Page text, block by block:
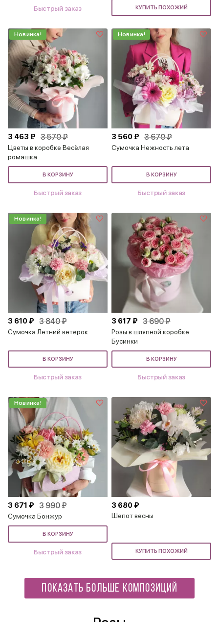
Быстрый заказ КУПИТЬ ПОХОЖИЙ
Новинка!
3 463 ₽ 3 570 ₽
Цветы в коробке Весёлая
ромашка
В КОРЗИНУ
Быстрый заказ
Новинка!
3 560 ₽ 3 670 ₽
Сумочка Нежность лета
В КОРЗИНУ
Быстрый заказ
Новинка!
3 610 ₽ 3 840 ₽
Сумочка Летний ветерок
В КОРЗИНУ
Быстрый заказ
3 617 ₽ 3 690 ₽
Розы в шляпной коробке
Бусинки
В КОРЗИНУ
Быстрый заказ
Новинка!
3 671 ₽ 3 990 ₽
Сумочка Бонжур
В КОРЗИНУ
Быстрый заказ
3 680 ₽
Шепот весны
КУПИТЬ ПОХОЖИЙ
ПОКАЗАТЬ БОЛЬШЕ КОМПОЗИЦИЙ